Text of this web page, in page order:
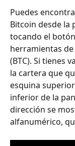
Puedes
Bitcoin desde la
tocando el
herramientas
(BTC). Si tienes
la cartera que
esquina
inferior de la
dirección se
alfanumérico,